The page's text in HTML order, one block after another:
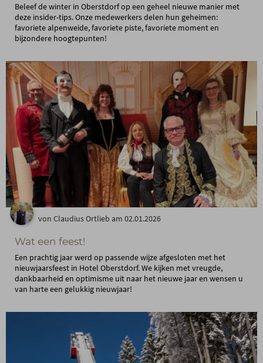
Beleef de winter in Oberstdorf op een geheel nieuwe manier met
deze insider-tips. Onze medewerkers delen hun geheimen:
favoriete alpenweide, favoriete piste, favoriete moment en
bijzondere hoogtepunten!
von Claudius Ortlieb am 02.01.2026
Wat een feest!
Een prachtig jaar werd op passende wijze afgesloten met het
nieuwjaarsfeest in Hotel Oberstdorf. We kijken met vreugde,
dankbaarheid en optimisme uit naar het nieuwe jaar en wensen u
van harte een gelukkig nieuwjaar!